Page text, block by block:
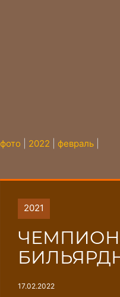
фото 2022 февраль
2021
17.02.2022